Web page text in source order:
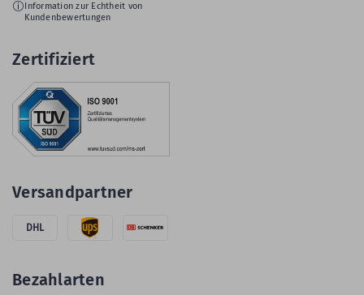
Information zur Echtheit von
Kundenbewertungen
Zertifiziert
Versandpartner
DHL
Bezahlarten